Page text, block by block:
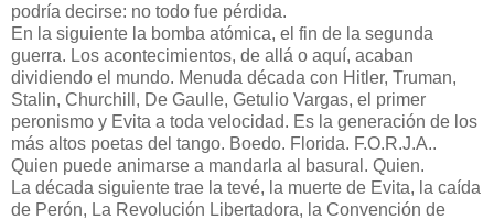
podría decirse: no todo fue pérdida.
En la siguiente la bomba atómica, el fin de la segunda
guerra. Los acontecimientos, de allá o aquí, acaban
dividiendo el mundo. Menuda década con Hitler, Truman,
Stalin, Churchill, De Gaulle, Getulio Vargas, el primer
peronismo y Evita a toda velocidad. Es la generación de los
más altos poetas del tango. Boedo. Florida. F.O.R.J.A..
Quien puede animarse a mandarla al basural. Quien.
La década siguiente trae la tevé, la muerte de Evita, la caída
de Perón, La Revolución Libertadora, la Convención de